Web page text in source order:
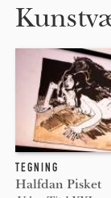
TEGNING
Halfdan Pisket